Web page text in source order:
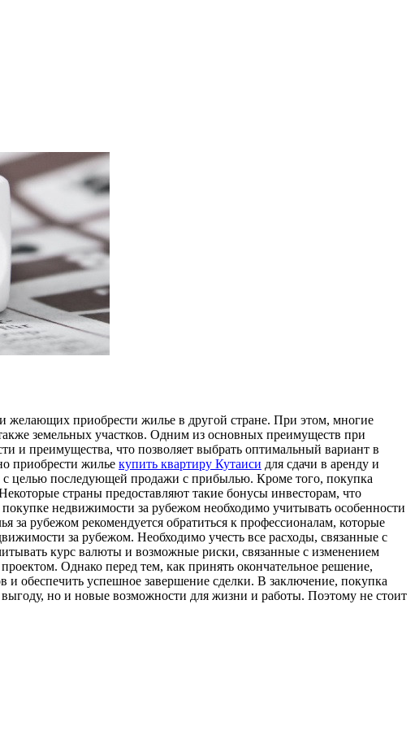
приобрести жилье в другой стране. При этом, многие
земельных участков. Одним из основных преимуществ при
и преимущества, что позволяет выбрать оптимальный вариант в
приобрести жилье купить квартиру Кутаиси для сдачи в аренду и
с целью последующей продажи с прибылью. Кроме того, покупка
страны предоставляют такие бонусы инвесторам, что
недвижимости за рубежом необходимо учитывать особенности
рубежом рекомендуется обратиться к профессионалам, которые
за рубежом. Необходимо учесть все расходы, связанные с
курс валюты и возможные риски, связанные с изменением
Однако перед тем, как принять окончательное решение,
обеспечить успешное завершение сделки. В заключение, покупка
но и новые возможности для жизни и работы. Поэтому не стоит